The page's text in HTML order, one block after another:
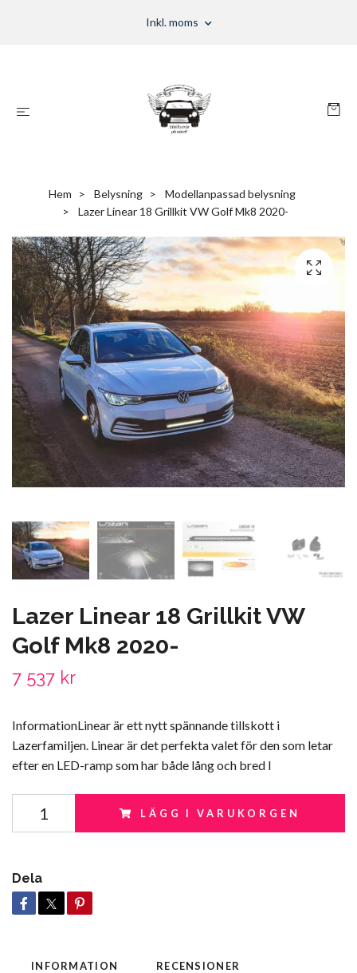
Inkl. moms
Hem Belysning
Modellanpassad belysning
Lazer Linear 18 Grillkit VW Golf Mk8 2020-
Lazer Linear 18 Grillkit VW
Golf Mk8 2020-
7 537 kr
InformationLinear är ett nytt spännande tillskott i
Lazerfamiljen. Linear är det perfekta valet för den som letar
efter en LED-ramp som har både lång och bred l
LÄGG I VARUKORGEN
Dela
INFORMATION RECENSIONER